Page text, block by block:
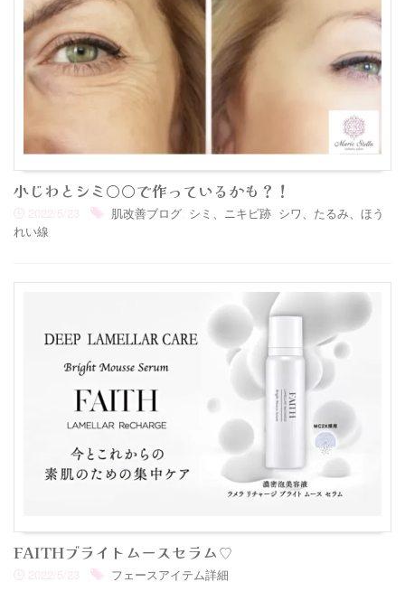
小じわとシミ○○で作っているかも？！
2022/5/23 肌改善ブログ, シミ、ニキビ跡, シワ、たるみ、ほう
れい線
FAITHブライトムースセラム♡
2022/5/23 フェースアイテム詳細